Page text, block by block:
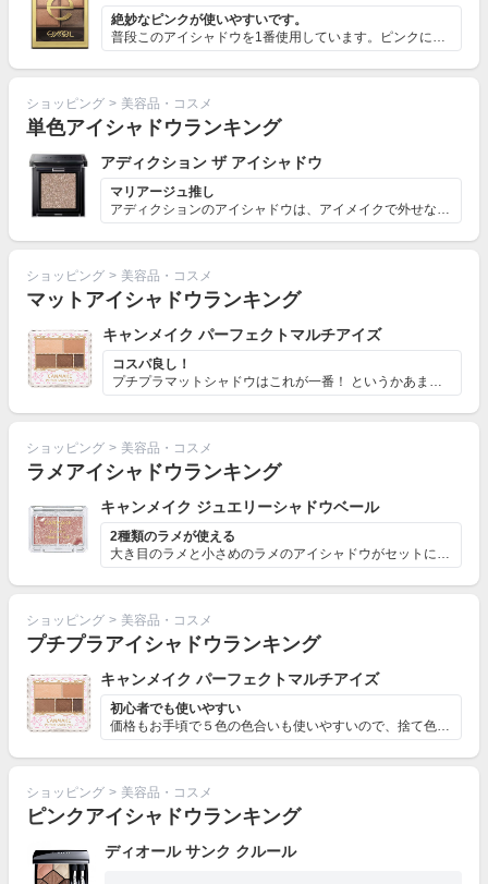
絶妙なピンクが使いやすいです。
普段このアイシャドウを1番使用しています。ピンクにブラ...
ショッピング > 美容品・コスメ
単色アイシャドウランキング
アディクション ザ アイシャドウ
マリアージュ推し
アディクションのアイシャドウは、アイメイクで外せない必...
ショッピング > 美容品・コスメ
マットアイシャドウランキング
キャンメイク パーフェクトマルチアイズ
コスパ良し！
プチプラマットシャドウはこれが一番！ というかあまりプ...
ショッピング > 美容品・コスメ
ラメアイシャドウランキング
キャンメイク ジュエリーシャドウベール
2種類のラメが使える
大き目のラメと小さめのラメのアイシャドウがセットになっ...
ショッピング > 美容品・コスメ
プチプラアイシャドウランキング
キャンメイク パーフェクトマルチアイズ
初心者でも使いやすい
価格もお手頃で５色の色合いも使いやすいので、捨て色があ...
ショッピング > 美容品・コスメ
ピンクアイシャドウランキング
ディオール サンク クルール